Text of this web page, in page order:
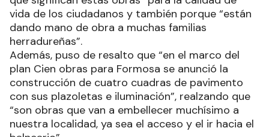
vida de los ciudadanos y también porque “están
dando mano de obra a muchas familias
herradureñas”.
Además, puso de resalto que “en el marco del
plan Cien obras para Formosa se anunció la
construcción de cuatro cuadras de pavimento
con sus plazoletas e iluminación”, realzando que
“son obras que van a embellecer muchísimo a
nuestra localidad, ya sea el acceso y el ir hacia el